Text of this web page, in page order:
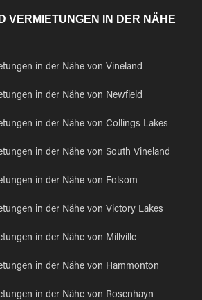
VERMIETUNGEN IN DER NÄHE
in der Nähe von Vineland
in der Nähe von Newfield
in der Nähe von Collings Lakes
in der Nähe von South Vineland
in der Nähe von Folsom
in der Nähe von Victory Lakes
in der Nähe von Millville
in der Nähe von Hammonton
in der Nähe von Rosenhayn